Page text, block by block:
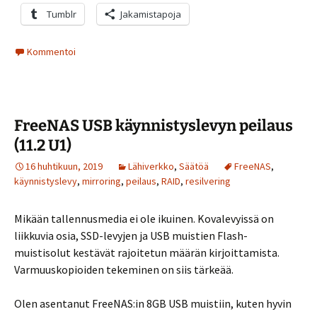
Tumblr Jakamistapoja
Kommentoi
FreeNAS USB käynnistyslevyn peilaus
(11.2 U1)
16 huhtikuun, 2019 Lähiverkko, Säätöä FreeNAS,
käynnistyslevy, mirroring, peilaus, RAID, resilvering
Mikään tallennusmedia ei ole ikuinen. Kovalevyissä on
liikkuvia osia, SSD-levyjen ja USB muistien Flash-
muistisolut kestävät rajoitetun määrän kirjoittamista.
Varmuuskopioiden tekeminen on siis tärkeää.
Olen asentanut FreeNAS:in 8GB USB muistiin, kuten hyvin